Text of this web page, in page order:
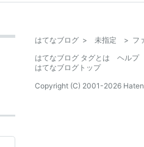
はてなブログ > 未指定 > フ
はてなブログ タグとは
ヘルプ
はてなブログトップ
Copyright (C) 2001-2026